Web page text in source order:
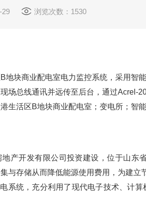
29 浏览次数：1530
地块商业配电室电力监控系统，采用智
场总线通讯并远传至后台，通过Acrel-
生活区B地块商业配电室；变电所；智
地产开发有限公司投资建设，位于山
与存储从而降低能源使用费用，为建立
系统，充分利用了现代电子技术、计